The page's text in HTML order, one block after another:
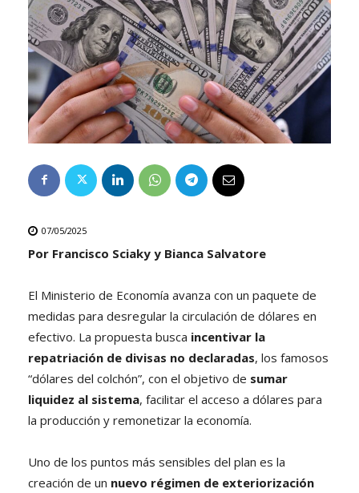
07/05/2025
Por Francisco Sciaky y Bianca Salvatore
El Ministerio de Economía avanza con un paquete de
medidas para desregular la circulación de dólares en
efectivo. La propuesta busca incentivar la
repatriación de divisas no declaradas, los famosos
“dólares del colchón”, con el objetivo de sumar
liquidez al sistema, facilitar el acceso a dólares para
la producción y remonetizar la economía.
Uno de los puntos más sensibles del plan es la
creación de un nuevo régimen de exteriorización